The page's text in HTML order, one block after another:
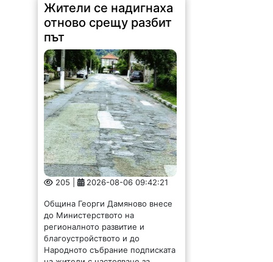
Жители се надигнаха
отново срещу разбит
път
205 | 2026-08-06 09:42:21
Община Георги Дамяново внесе
до Министерството на
регионалното развитие и
благоустройството и до
Народното събрание подписката